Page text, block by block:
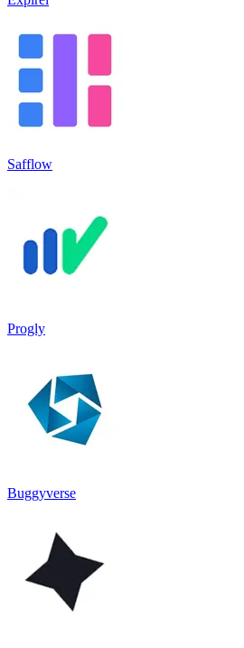
Safflow
Progly
Buggyverse